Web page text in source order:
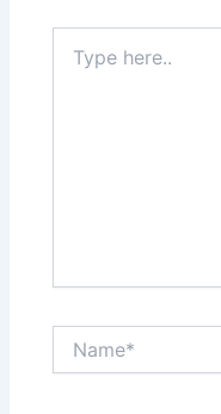
here..